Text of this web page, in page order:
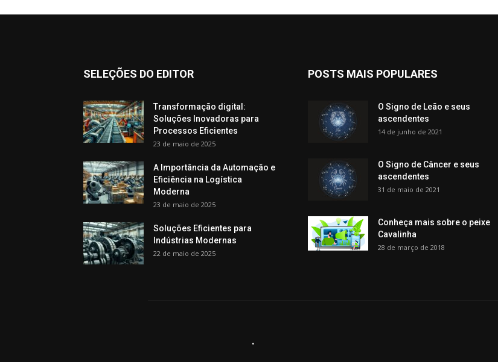
SELEÇÕES DO EDITOR
Transformação digital:
Soluções Inovadoras para
Processos Eficientes
23 de maio de 2025
A Importância da Automação e
Eficiência na Logística
Moderna
23 de maio de 2025
Soluções Eficientes para
Indústrias Modernas
22 de maio de 2025
POSTS MAIS POPULARES
O Signo de Leão e seus
ascendentes
14 de junho de 2021
O Signo de Câncer e seus
ascendentes
31 de maio de 2021
Conheça mais sobre o peixe
Cavalinha
28 de março de 2018
.